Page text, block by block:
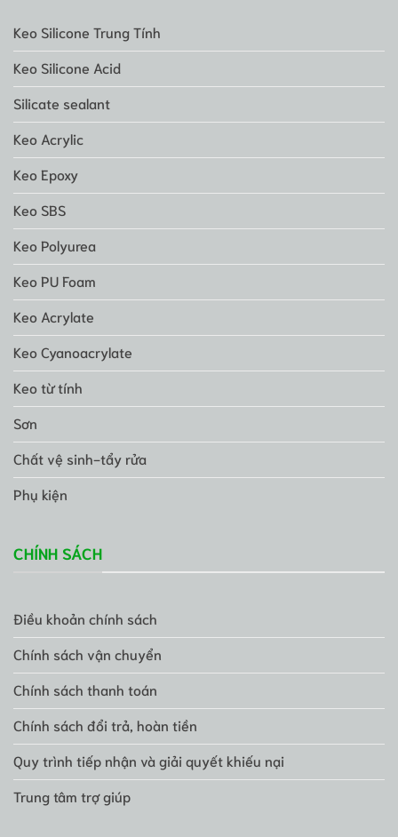
Keo Silicone Trung Tính
Keo Silicone Acid
Silicate sealant
Keo Acrylic
Keo Epoxy
Keo SBS
Keo Polyurea
Keo PU Foam
Keo Acrylate
Keo Cyanoacrylate
Keo từ tính
Sơn
Chất vệ sinh-tẩy rửa
Phụ kiện
CHÍNH SÁCH
Điều khoản chính sách
Chính sách vận chuyển
Chính sách thanh toán
Chính sách đổi trả, hoàn tiền
Quy trình tiếp nhận và giải quyết khiếu nại
Trung tâm trợ giúp